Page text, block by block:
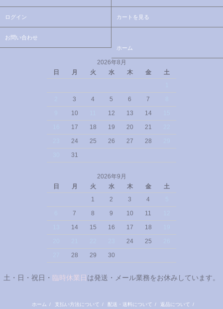
ログイン カートを見る
お問い合わせ
ホーム
2026年8月
日
月 火 水 木 金
土
3 4 5 6 7
10 12 13 14
17 18 19 20 21
24 25 26 27 28
31
2026年9月
日
月 火 水 木 金
土
1
2 3 4
7 8 9 10 11
14 15 16 17 18
24 25
28 29 30
土・日・祝日・ 臨時休業日 は発送・メール業務をお休みしています。
ホーム / 支払い方法について / 配送・送料について / 返品について /